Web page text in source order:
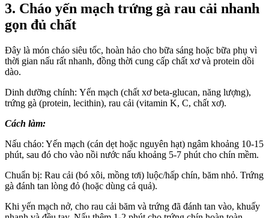
3. Cháo yến mạch trứng gà rau cải nhanh
gọn đủ chất
Đây là món cháo siêu tốc, hoàn hảo cho bữa sáng hoặc bữa phụ vì
thời gian nấu rất nhanh, đồng thời cung cấp chất xơ và protein dồi
dào.
Dinh dưỡng chính: Yến mạch (chất xơ beta-glucan, năng lượng),
trứng gà (protein, lecithin), rau cải (vitamin K, C, chất xơ).
Cách làm:
Nấu cháo: Yến mạch (cán dẹt hoặc nguyên hạt) ngâm khoảng 10-15
phút, sau đó cho vào nồi nước nấu khoảng 5-7 phút cho chín mềm.
Chuẩn bị: Rau cải (bó xôi, mồng tơi) luộc/hấp chín, băm nhỏ. Trứng
gà đánh tan lòng đỏ (hoặc dùng cả quả).
Khi yến mạch nở, cho rau cải băm và trứng đã đánh tan vào, khuấy